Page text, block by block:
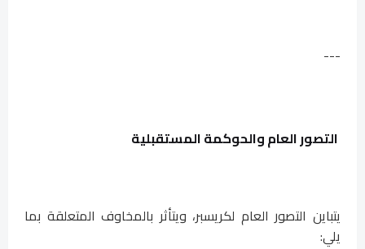
---
التصور العام والحوكمة المستقبلية
يتباين التصور العام لكريسبر، ويتأثر بالمخاوف المتعلقة بما
يلي: